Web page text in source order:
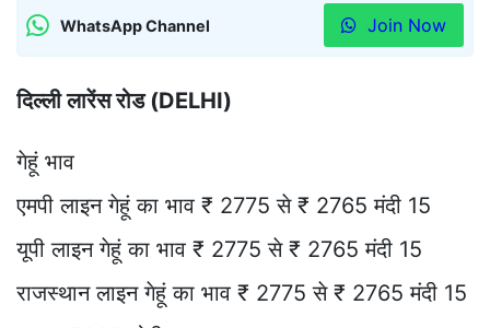
WhatsApp Channel Join Now
दिल्ली लारेंस रोड (DELHI)
गेहूं भाव
एमपी लाइन गेहूं का भाव ₹ 2775 से ₹ 2765 मंदी 15
यूपी लाइन गेहूं का भाव ₹ 2775 से ₹ 2765 मंदी 15
राजस्थान लाइन गेहूं का भाव ₹ 2775 से ₹ 2765 मंदी 15